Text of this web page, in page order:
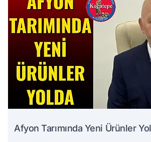
Afyon Tarımında Yeni Ürünler